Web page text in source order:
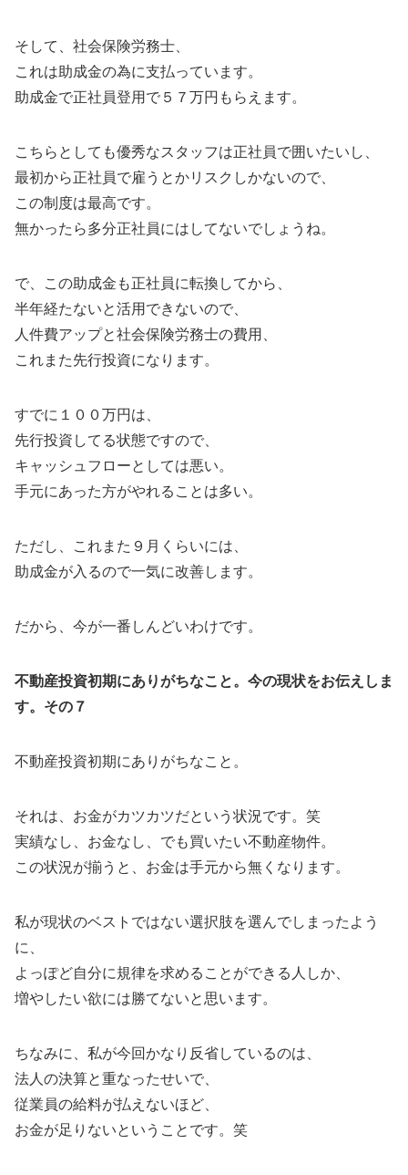
そして、社会保険労務士、
これは助成金の為に支払っています。
助成金で正社員登用で５７万円もらえます。
こちらとしても優秀なスタッフは正社員で囲いたいし、
最初から正社員で雇うとかリスクしかないので、
この制度は最高です。
無かったら多分正社員にはしてないでしょうね。
で、この助成金も正社員に転換してから、
半年経たないと活用できないので、
人件費アップと社会保険労務士の費用、
これまた先行投資になります。
すでに１００万円は、
先行投資してる状態ですので、
キャッシュフローとしては悪い。
手元にあった方がやれることは多い。
ただし、これまた９月くらいには、
助成金が入るので一気に改善します。
だから、今が一番しんどいわけです。
不動産投資初期にありがちなこと。今の現状をお伝えしま
す。その７
不動産投資初期にありがちなこと。
それは、お金がカツカツだという状況です。笑
実績なし、お金なし、でも買いたい不動産物件。
この状況が揃うと、お金は手元から無くなります。
私が現状のベストではない選択肢を選んでしまったよう
に、
よっぽど自分に規律を求めることができる人しか、
増やしたい欲には勝てないと思います。
ちなみに、私が今回かなり反省しているのは、
法人の決算と重なったせいで、
従業員の給料が払えないほど、
お金が足りないということです。笑